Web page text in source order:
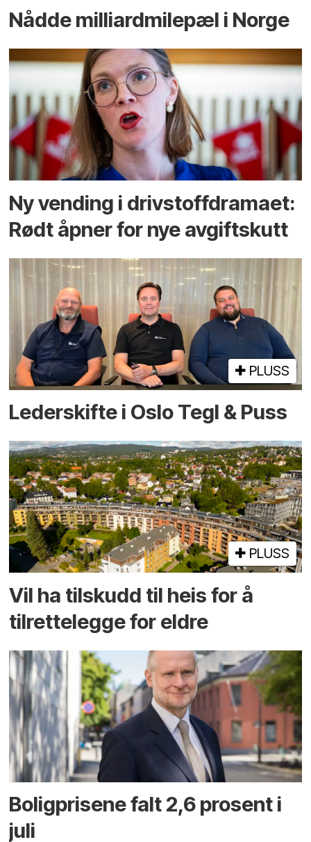
Nådde milliard­­milepæl i Norge
Ny vending i drivstoffdramaet:
Rødt åpner for nye avgiftskutt
PLUSS
Lederskifte i Oslo Tegl & Puss
PLUSS
Vil ha tilskudd til heis for å
tilrettelegge for eldre
Boligprisene falt 2,6 prosent i
juli